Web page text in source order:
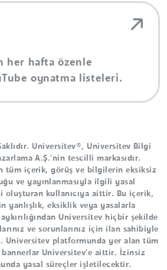
her hafta özenle
oynatma listeleri.
Universitev®, Universitev Bilgi
A.Ş.'nin tescilli markasıdır.
tüm içerik, görüş ve bilgilerin eksiksiz
ve yayınlanmasıyla ilgili yasal
oluşturan kullanıcıya aittir. Bu içerik,
yanlışlık, eksiklik veya yasalarla
Universitev hiçbir şekilde
ve sorunlarınız için ilan sahibiyle
Universitev platformunda yer alan tüm
bannerlar Universitev'e aittir. İzinsiz
yasal süreçler işletilecektir.